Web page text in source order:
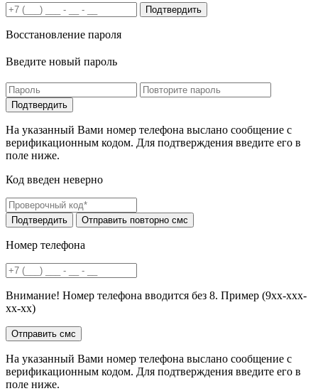
Подтвердить
Восстановление пароля
Введите новый пароль
На указанный Вами номер телефона выслано сообщение с
верификационным кодом. Для подтверждения введите его в
поле ниже.
Код введен неверно
Номер телефона
Внимание! Номер телефона вводится без 8. Пример (9хх-ххх-
хх-хх)
На указанный Вами номер телефона выслано сообщение с
верификационным кодом. Для подтверждения введите его в
поле ниже.